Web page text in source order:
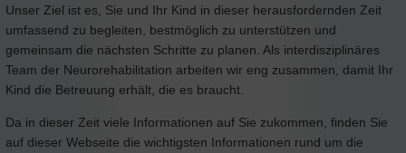
Unser Ziel ist es, Sie und Ihr Kind in dieser herausfordernden Zeit
umfassend zu begleiten, bestmöglich zu unterstützen und
gemeinsam die nächsten Schritte zu planen. Als interdisziplinäres
Team der Neurorehabilitation arbeiten wir eng zusammen, damit Ihr
Kind die Betreuung erhält, die es braucht.
Da in dieser Zeit viele Informationen auf Sie zukommen, finden Sie
auf dieser Webseite die wichtigsten Informationen rund um die